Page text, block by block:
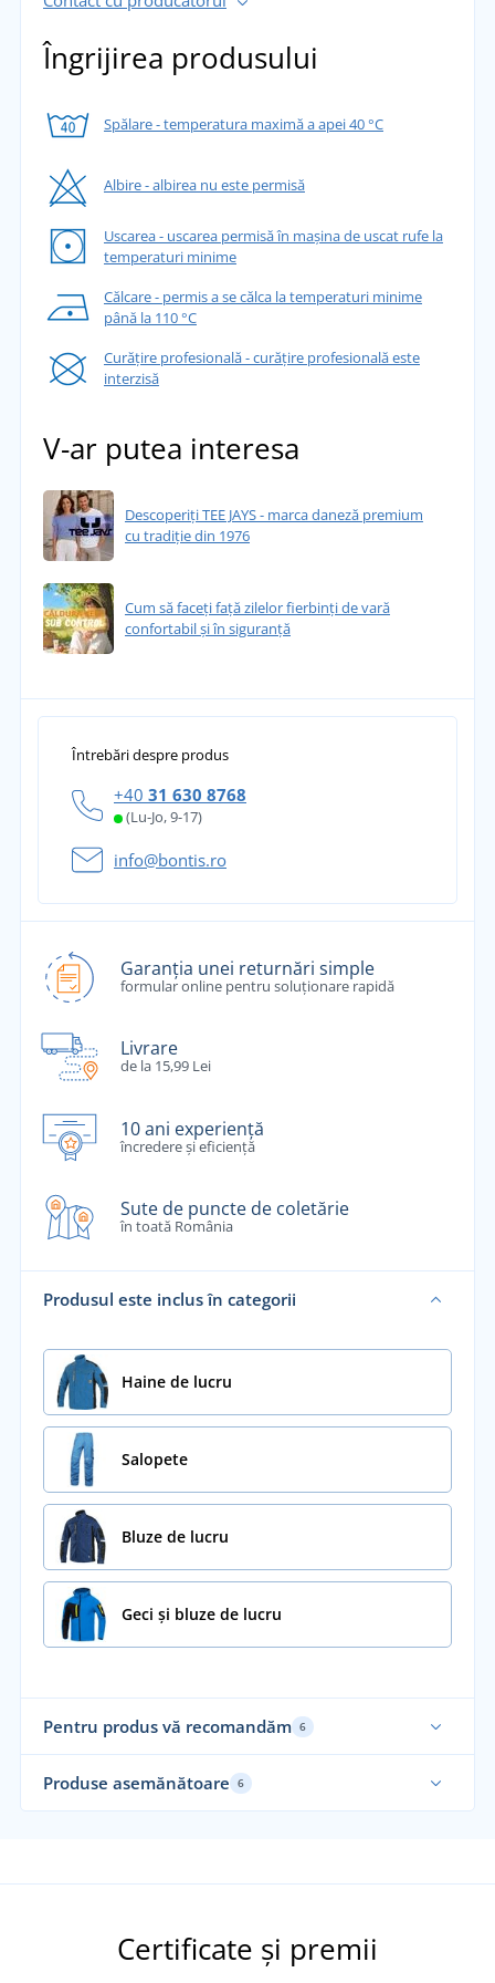
Îngrijirea produsului
Spălare - temperatura maximă a apei 40 °C
Albire - albirea nu este permisă
Uscarea - uscarea permisă în mașina de uscat rufe la
temperaturi minime
Călcare - permis a se călca la temperaturi minime
până la 110 °C
Curățire profesională - curățire profesională este
interzisă
V-ar putea interesa
Descoperiți TEE JAYS - marca daneză premium
cu tradiție din 1976
Cum să faceți față zilelor fierbinți de vară
confortabil și în siguranță
Întrebări despre produs
+40 31 630 8768
(Lu-Jo, 9-17)
info@bontis.ro
Garanția unei returnări simple
formular online pentru soluționare rapidă
Livrare
de la 15,99 Lei
10 ani experiență
încredere și eficiență
Sute de puncte de coletărie
în toată România
Produsul este inclus în categorii
Haine de lucru
Salopete
Bluze de lucru
Geci și bluze de lucru
Pentru produs vă recomandăm 6
Produse asemănătoare 6
Certificate și premii